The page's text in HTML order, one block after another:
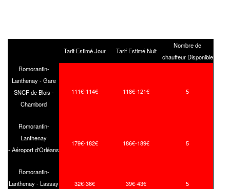
Tarif Estimé Jour Tarif Estimé Nuit
Nombre de
chauffeur Disponible
Romorantin-
Lanthenay - Gare
SNCF de Blois -
Chambord
111€-114€ 118€-121€ 5
Romorantin-
Lanthenay
- Aéroport d'Orléans
179€-182€ 186€-189€ 5
Romorantin-
Lanthenay - Lassay
32€-36€ 39€-43€ 5